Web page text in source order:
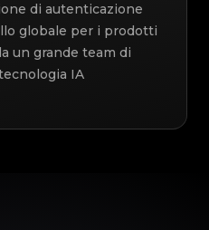
di autenticazione
globale per i prodotti
un grande team di
IA